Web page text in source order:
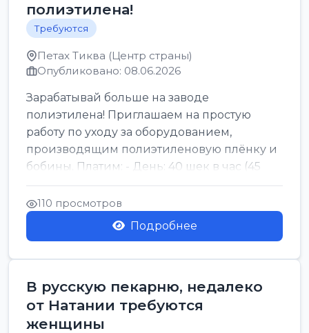
полиэтилена!
Требуются
Петах Тиква (Центр страны)
Опубликовано: 08.06.2026
Зарабатывай больше на заводе
полиэтилена! Приглашаем на простую
работу по уходу за оборудованием,
производящим полиэтиленовую плёнку и
бобины. Платим: - День: 40 шек в час (45
для синих бумаг и виз) -...
110 просмотров
Подробнее
В русскую пекарню, недалеко
от Натании требуются
женщины